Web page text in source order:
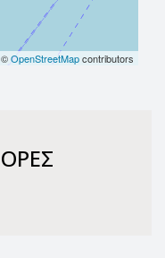
©OpenStreetMapcontributors